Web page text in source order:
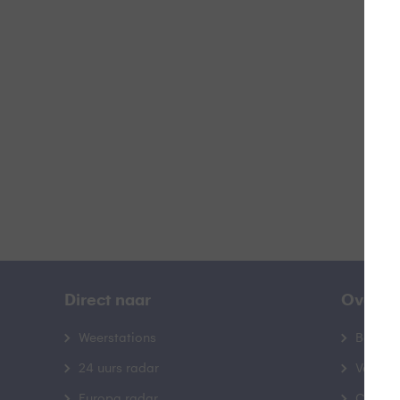
Direct naar
Weerstations
24 uurs radar
Over